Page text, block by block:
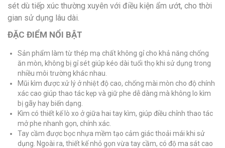
sét dù tiếp xúc thường xuyên với điều kiện ẩm ướt, cho thời
gian sử dụng lâu dài.
ĐẶC ĐIỂM NỔI BẬT
Sản phẩm làm từ thép mạ chất không gỉ cho khả năng chống
ăn mòn, không bị gỉ sét giúp kéo dài tuổi thọ khi sử dụng trong
nhiều môi trường khác nhau.
Mũi kìm được xử lý ở nhiệt độ cao, chống mài mòn cho độ chính
xác cao giúp thao tác kẹp và giữ phe dễ dàng mà không lo kìm
bị gãy hay biến dạng.
Kìm có thiết kế lò xo ở giữa hai tay kìm, giúp điều chỉnh thao tác
mở phe nhanh gọn, chính xác.
Tay cầm được bọc nhựa mềm tạo cảm giác thoải mái khi sử
dụng. Ngoài ra, thiết kế nhỏ gọn vừa tay cầm, có độ ma sát cao